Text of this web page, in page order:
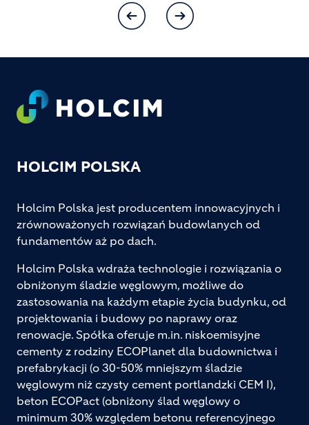
Footer
HOLCIM POLSKA
Holcim Polska jest producentem innowacyjnych i
zrównoważonych rozwiązań budowlanych od
fundamentów aż po dach.
Holcim Polska wdraża technologie i rozwiązania o
obniżonym śladzie węglowym, możliwe do
zastosowania na każdym etapie życia budynku, od
projektowania i budowy po naprawy oraz
renowacje. Spółka oferuje m.in. niskoemisyjne
cementy z rodziny ECOPlanet dla budownictwa i
prefabrykacji (o 30-50% mniejszym śladzie
węglowym niż czysty cement portlandzki CEM I),
beton ECOPact (obniżony ślad węglowy o
minimum 30% względem betonu referencyjnego